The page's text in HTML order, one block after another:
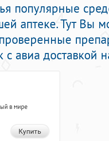
популярные
аптеке. Тут Вы
авиа доставкой
в мире
Купить